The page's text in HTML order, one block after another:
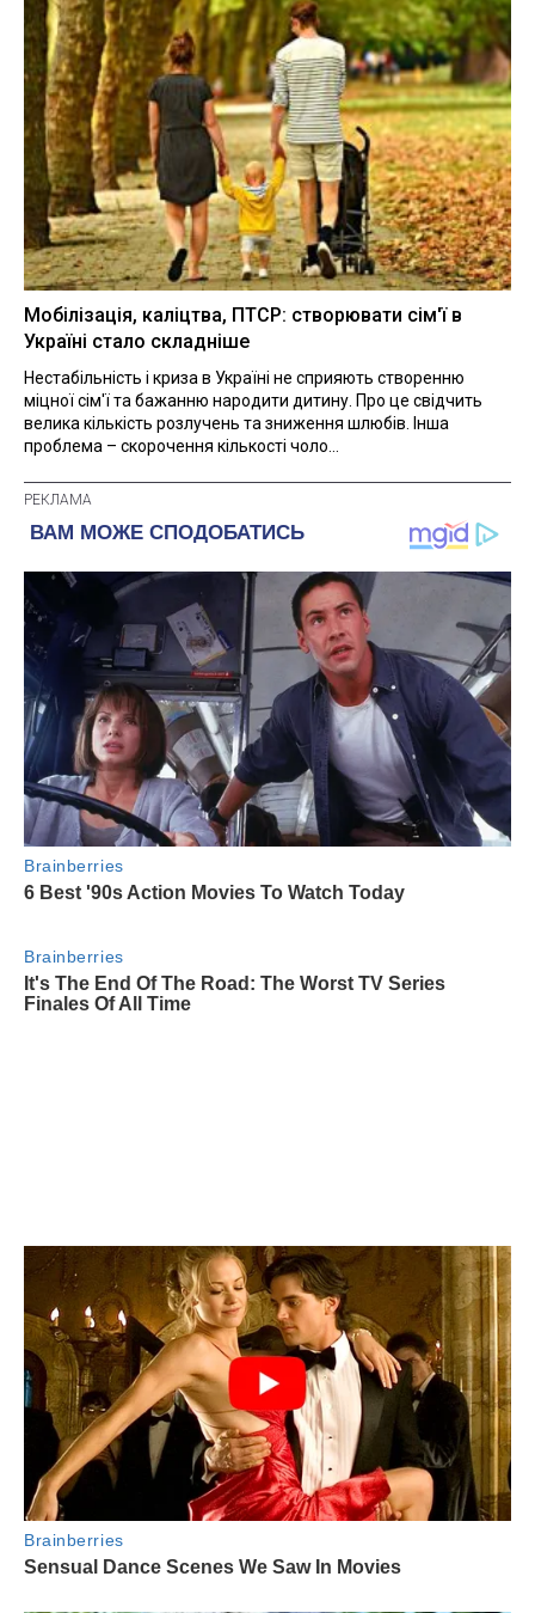
Мобілізація, каліцтва, ПТСР: створювати сім'ї в
Україні стало складніше
Нестабільність і криза в Україні не сприяють створенню
міцної сім'ї та бажанню народити дитину. Про це свідчить
велика кількість розлучень та зниження шлюбів. Інша
проблема – скорочення кількості чоло...